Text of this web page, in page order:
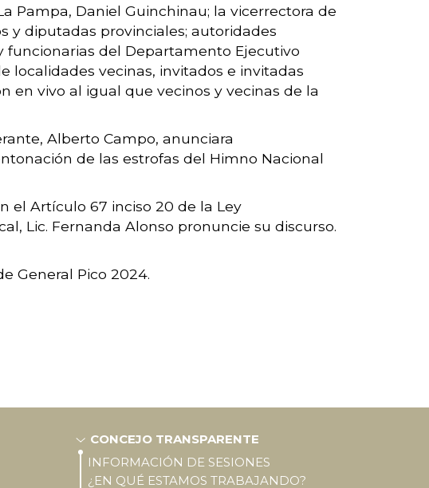
Pampa, Daniel Guinchinau; la vicerrectora de
y diputadas provinciales; autoridades
funcionarias del Departamento Ejecutivo
vecinas, invitados e invitadas
en vivo al igual que vecinos y vecinas de la
Alberto Campo, anunciara
de las estrofas del Himno Nacional
el Artículo 67 inciso 20 de la Ley
Lic. Fernanda Alonso pronuncie su discurso.
General Pico 2024.
CONCEJO TRANSPARENTE
INFORMACIÓN DE SESIONES
¿EN QUÉ ESTAMOS TRABAJANDO?